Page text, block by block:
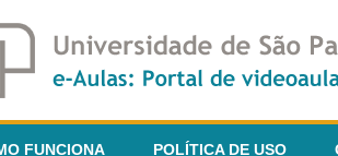
FUNCIONA POLÍTICA DE USO